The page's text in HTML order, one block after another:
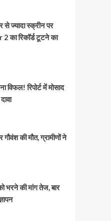
से ज्यादा स्क्रीन पर
का रिकॉर्ड टूटने का
विफल! रिपोर्ट में मोसाद
की मौत, ग्रामीणों ने
भरने की मांग तेज, बार